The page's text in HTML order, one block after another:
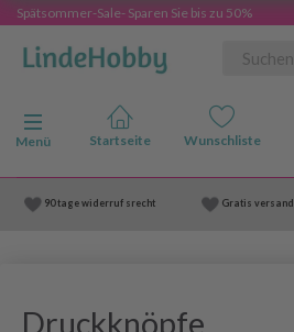
Spätsommer-Sale- Sparen Sie bis zu 50%
Anzeige ändern
Menü
90 tage widerruf srecht Gratis versand
Druckknöpfe